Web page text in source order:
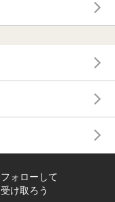
ォローして
け取ろう